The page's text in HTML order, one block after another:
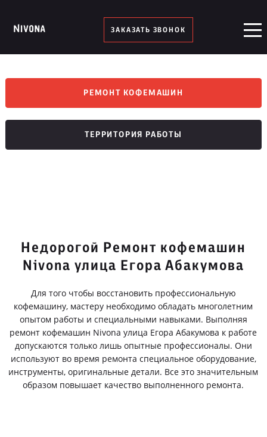
ЗАКАЗАТЬ ЗВОНОК
РЕМОНТ КОФЕМАШИН
ТЕРРИТОРИЯ РАБОТЫ
Недорогой Ремонт кофемашин
Nivona улица Егора Абакумова
Для того чтобы восстановить профессиональную
кофемашину, мастеру необходимо обладать многолетним
опытом работы и специальными навыками. Выполняя
ремонт кофемашин Nivona улица Егора Абакумова к работе
допускаются только лишь опытные профессионалы. Они
используют во время ремонта специальное оборудование,
инструменты, оригинальные детали. Все это значительным
образом повышает качество выполненного ремонта.